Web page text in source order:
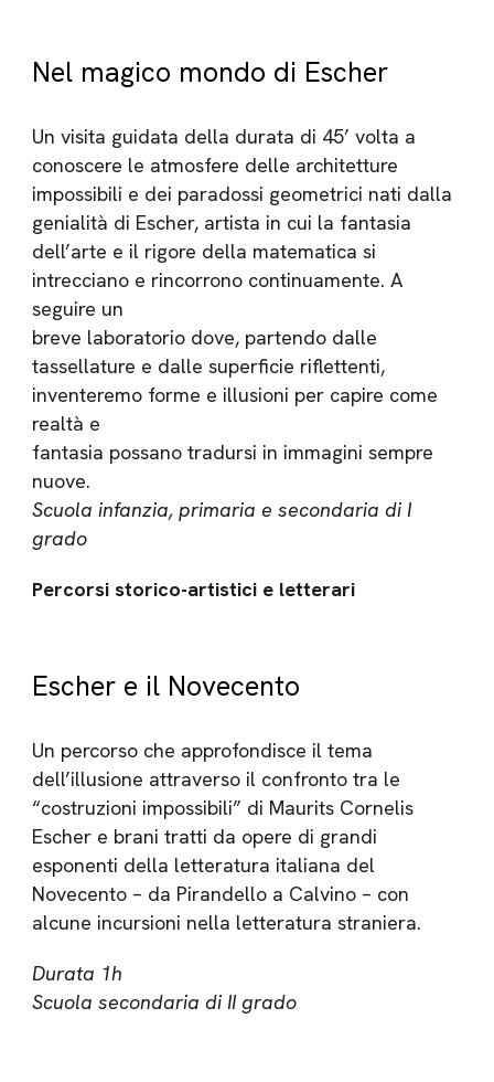
Nel magico mondo di Escher
Un visita guidata della durata di 45’ volta a
conoscere le atmosfere delle architetture
impossibili e dei paradossi geometrici nati dalla
genialità di Escher, artista in cui la fantasia
dell’arte e il rigore della matematica si
intrecciano e rincorrono continuamente. A
seguire un
breve laboratorio dove, partendo dalle
tassellature e dalle superficie riflettenti,
inventeremo forme e illusioni per capire come
realtà e
fantasia possano tradursi in immagini sempre
nuove.
Scuola infanzia, primaria e secondaria di I
grado
Percorsi storico-artistici e letterari
Escher e il Novecento
Un percorso che approfondisce il tema
dell’illusione attraverso il confronto tra le
“costruzioni impossibili” di Maurits Cornelis
Escher e brani tratti da opere di grandi
esponenti della letteratura italiana del
Novecento – da Pirandello a Calvino – con
alcune incursioni nella letteratura straniera.
Durata 1h
Scuola secondaria di II grado